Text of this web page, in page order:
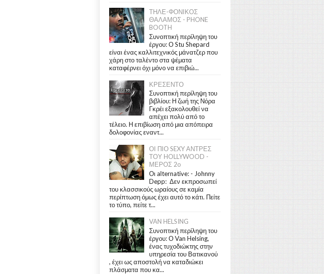
ΤΗΛΕ-ΦΟΝΙΚΟΣ
ΘΑΛΑΜΟΣ - PHONE
BOOTH
Συνοπτική περίληψη του
έργου: Ο Stu Shepard
είναι ένας καλλιτεχνικός μάνατζερ που
χάρη στο ταλέντο στα ψέματα
καταφέρνει όχι μόνο να επιβιώ...
ΚΡΕΣΕΝΤΟ
Συνοπτική περίληψη του
βιβλίου: Η ζωή της Νόρα
Γκρέι εξακολουθεί να
απέχει πολύ από το
τέλειο. Η επιβίωση από μια απόπειρα
δολοφονίας εναντ...
ΟΙ ΠΙΟ SEXY ΑΝΤΡΕΣ
ΤΟΥ HOLLYWOOD -
ΜΕΡΟΣ 2ο
Οι alternative: - Johnny
Depp: Δεν εκπροσωπεί
του κλασσικούς ωραίους σε καμία
περίπτωση όμως έχει αυτό το κάτι. Πείτε
το τύπο, πείτε τ...
VAN HELSING
Συνοπτική περίληψη του
έργου: Ο Van Helsing,
ένας τυχοδιώκτης στην
υπηρεσία του Βατικανού
, έχει ως αποστολή να καταδιώκει
πλάσματα που κα...